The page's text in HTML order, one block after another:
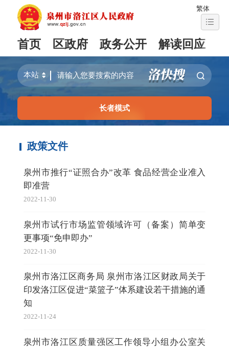
繁体
首页 区政府 政务公开 解读回应
长者模式
政策文件
泉州市推行“证照合办”改革 食品经营企业准入
即准营
2022-11-30
泉州市试行市场监管领域许可（备案）简单变
更事项“免申即办”
2022-11-30
泉州市洛江区商务局 泉州市洛江区财政局关于
印发洛江区促进“菜篮子”体系建设若干措施的通
知
2022-11-24
泉州市洛江区质量强区工作领导小组办公室关